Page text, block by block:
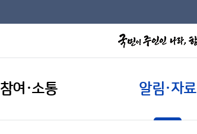
참여·소통 알림·자료